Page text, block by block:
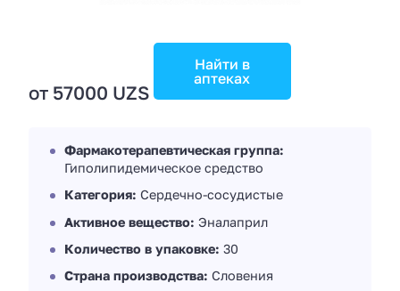
от 57000 UZS
Найти в
аптеках
Фармакотерапевтическая группа:
Гиполипидемическое средство
Категория: Сердечно-сосудистые
Активное вещество: Эналаприл
Количество в упаковке: 30
Страна производства: Словения